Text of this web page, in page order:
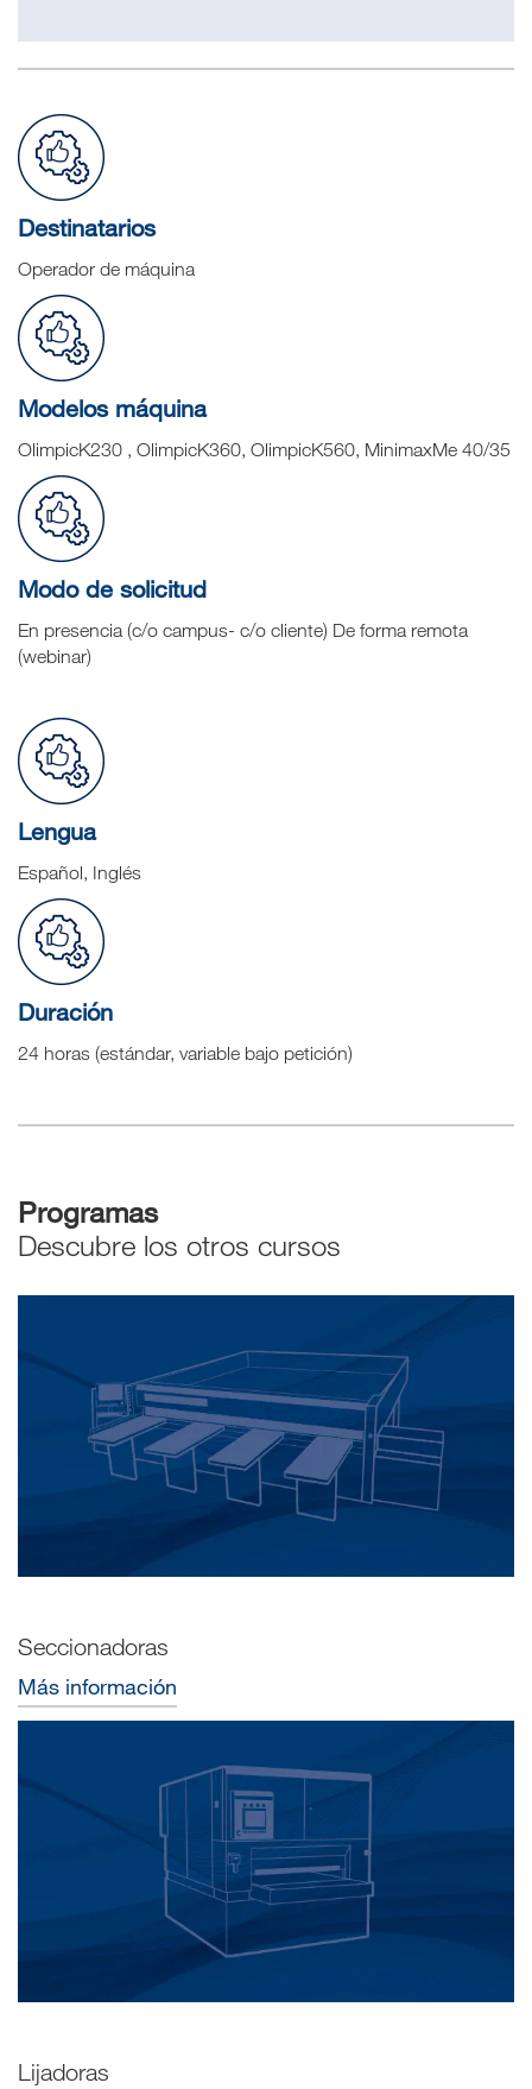
Destinatarios
Operador de máquina
Modelos máquina
OlimpicK230 , OlimpicK360, OlimpicK560, MinimaxMe 40/35
Modo de solicitud
En presencia (c/o campus- c/o cliente) De forma remota
(webinar)
Lengua
Español, Inglés
Duración
24 horas (estándar, variable bajo petición)
Programas
Descubre los otros cursos
Seccionadoras
Más información
Lijadoras